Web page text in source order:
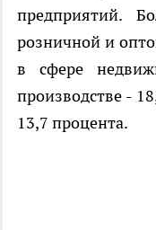
предприятий.
розничной и
в сфере
производстве -
13,7 процента.